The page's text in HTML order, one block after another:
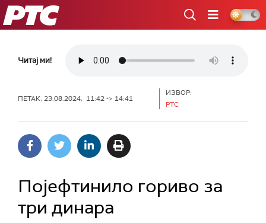
РТС
Читај ми!
ПЕТАК, 23.08.2024, 11:42 -> 14:41
ИЗВОР:
РТС
Појефтинило гориво за
три динара